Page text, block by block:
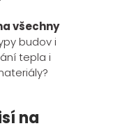
všechny
budov i
tepla i
na